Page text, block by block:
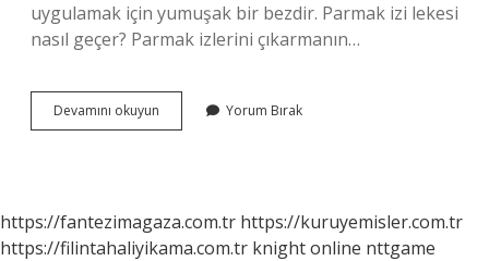
uygulamak için yumuşak bir bezdir. Parmak izi lekesi
nasıl geçer? Parmak izlerini çıkarmanın…
Devamını okuyun
Parmak
Yorum Bırak
https://fantezimagaza.com.tr https://kuruyemisler.com.tr
https://filintahaliyikama.com.tr knight online nttgame